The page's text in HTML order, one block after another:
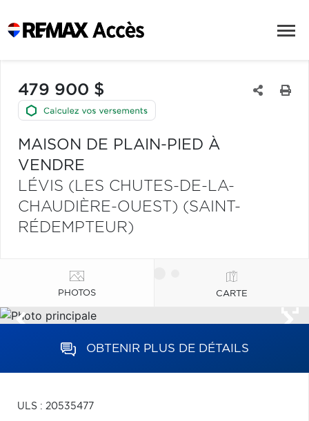
479 900 $
MAISON DE PLAIN-PIED À
VENDRE
LÉVIS (LES CHUTES-DE-LA-
CHAUDIÈRE-OUEST) (SAINT-
RÉDEMPTEUR)
PHOTOS CARTE
OBTENIR PLUS DE DÉTAILS
ULS : 20535477